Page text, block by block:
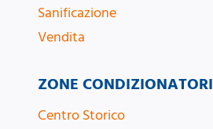
ZONE CONDIZIONATORI
Centro Storico
Sanificazione
Vendita